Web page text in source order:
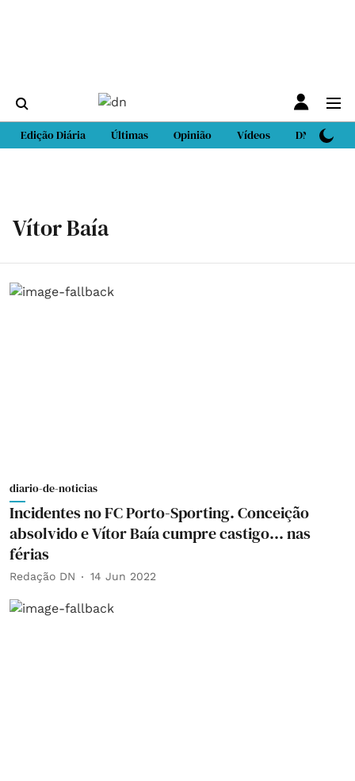
Edição Diária Últimas Opinião Vídeos DN Sport
Vítor Baía
diario-de-noticias
Incidentes no FC Porto-Sporting. Conceição
absolvido e Vítor Baía cumpre castigo... nas
férias
Redação DN 14 Jun 2022